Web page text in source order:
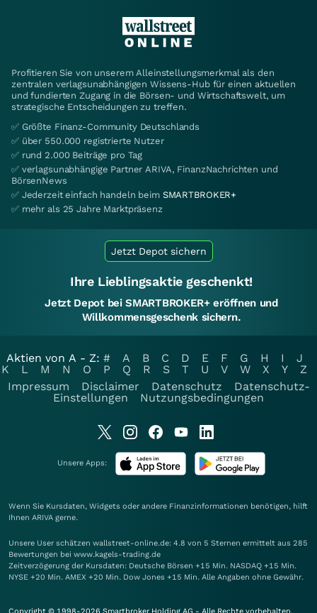
Profitieren Sie von unserem Alleinstellungsmerkmal als den
zentralen verlagsunabhängigen Wissens-Hub für einen aktuellen
und fundierten Zugang in die Börsen- und Wirtschaftswelt, um
strategische Entscheidungen zu treffen.
✅ Größte Finanz-Community Deutschlands
✅ über 550.000 registrierte Nutzer
✅ rund 2.000 Beiträge pro Tag
✅ verlagsunabhängige Partner ARIVA, FinanzNachrichten und
BörsenNews
✅ Jederzeit einfach handeln beim SMARTBROKER+
✅ mehr als 25 Jahre Marktpräsenz
Jetzt Depot sichern
Ihre Lieblingsaktie geschenkt!
Jetzt Depot bei SMARTBROKER+ eröffnen und
Willkommensgeschenk sichern.
Aktien von A - Z: # A B C D E F G H I
J
K
L M N O P Q R S T U V W X Y
Z
Impressum
Disclaimer Datenschutz
Datenschutz-
Einstellungen
Nutzungsbedingungen
Unsere Apps:
Wenn Sie Kursdaten, Widgets oder andere Finanzinformationen benötigen, hilft
Ihnen ARIVA gerne.
Unsere User schätzen wallstreet-online.de: 4.8 von 5 Sternen ermittelt aus 285
Bewertungen bei www.kagels-trading.de
Zeitverzögerung der Kursdaten: Deutsche Börsen +15 Min. NASDAQ +15 Min.
NYSE +20 Min. AMEX +20 Min. Dow Jones +15 Min. Alle Angaben ohne Gewähr.